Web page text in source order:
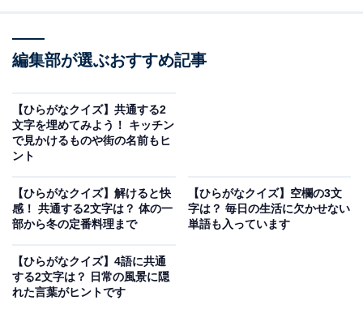
関連記事
【ひらがなクイズ】解けると楽しい！ 共通する2文字を
編集部が選ぶおすすめ記事
【ひらがなクイズ】共通する2
文字を埋めてみよう！ キッチン
で見かけるものや街の名前もヒ
ント
【ひらがなクイズ】解けると快
感！ 共通する2文字は？ 体の一
部から冬の定番料理まで
【ひらがなクイズ】空欄の3文
字は？ 毎日の生活に欠かせない
単語も入っています
【ひらがなクイズ】4語に共通
する2文字は？ 日常の風景に隠
れた言葉がヒントです